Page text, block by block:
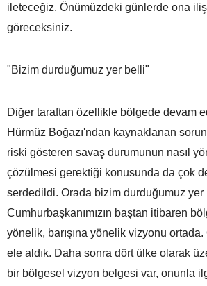
ileteceğiz. Önümüzdeki günlerde ona
göreceksiniz.
"Bizim durduğumuz yer belli"
Diğer taraftan özellikle bölgede devam
Hürmüz Boğazı'ndan kaynaklanan
riski gösteren savaş durumunun nasıl
çözülmesi gerektiği konusunda da çok
serdedildi. Orada bizim durduğumuz yer
Cumhurbaşkanımızın baştan itibaren
yönelik, barışına yönelik vizyonu ortada.
ele aldık. Daha sonra dört ülke olarak
bir bölgesel vizyon belgesi var, onunla